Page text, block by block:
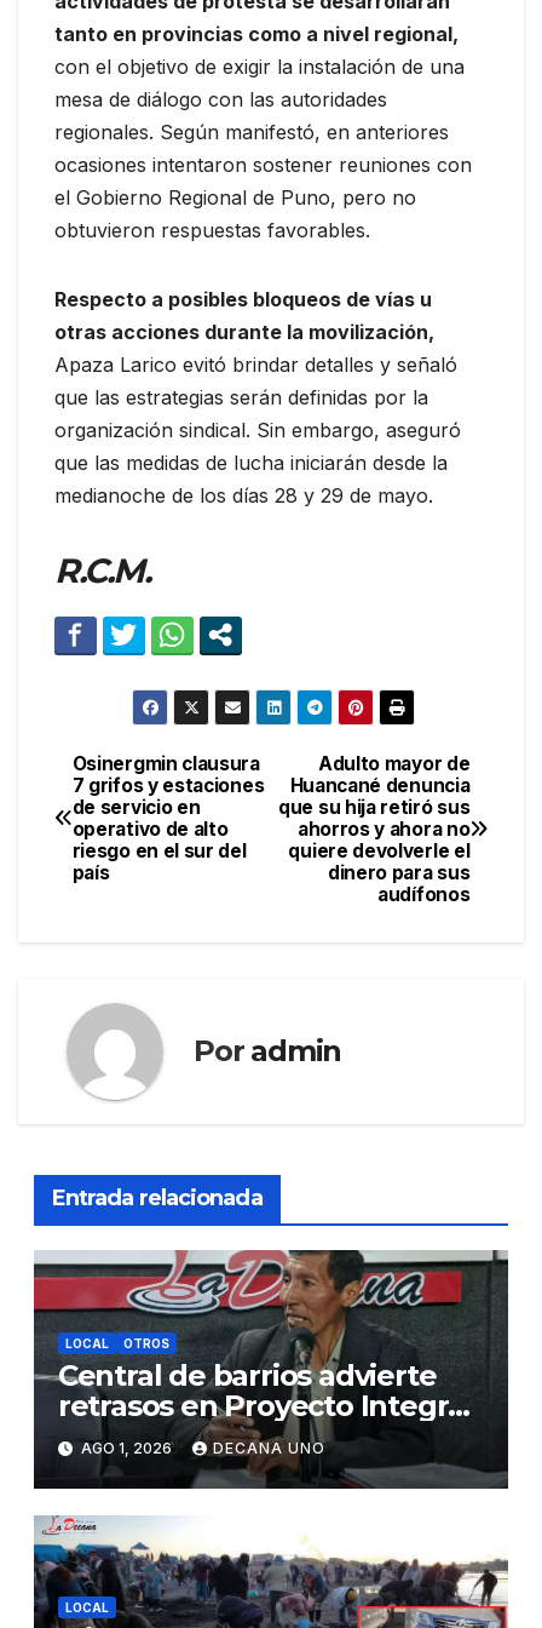
tanto en provincias como a nivel regional,
con el objetivo de exigir la instalación de una
mesa de diálogo con las autoridades
regionales. Según manifestó, en anteriores
ocasiones intentaron sostener reuniones con
el Gobierno Regional de Puno, pero no
obtuvieron respuestas favorables.
Respecto a posibles bloqueos de vías u
otras acciones durante la movilización,
Apaza Larico evitó brindar detalles y señaló
que las estrategias serán definidas por la
organización sindical. Sin embargo, aseguró
que las medidas de lucha iniciarán desde la
medianoche de los días 28 y 29 de mayo.
R.C.M.
Navegación
de
entradas
Adulto mayor de
Huancané denuncia
que su hija retiró sus
ahorros y ahora no
quiere devolverle el
dinero para sus
audífonos
Osinergmin clausura
7 grifos y estaciones
de servicio en
operativo de alto
riesgo en el sur del
país
Por admin
Entrada relacionada
LOCAL OTROS
Central de barrios advierte
retrasos en Proyecto Integral
de Agua y Alcantarillado para
Juliaca
AGO 1, 2026 DECANA UNO
LOCAL